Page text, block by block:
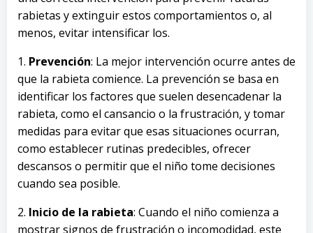
rabietas y extinguir estos comportamientos o, al
menos, evitar intensificar los.
1. Prevención: La mejor intervención ocurre antes de
que la rabieta comience. La prevención se basa en
identificar los factores que suelen desencadenar la
rabieta, como el cansancio o la frustración, y tomar
medidas para evitar que esas situaciones ocurran,
como establecer rutinas predecibles, ofrecer
descansos o permitir que el niño tome decisiones
cuando sea posible.
2. Inicio de la rabieta: Cuando el niño comienza a
mostrar signos de frustración o incomodidad, este